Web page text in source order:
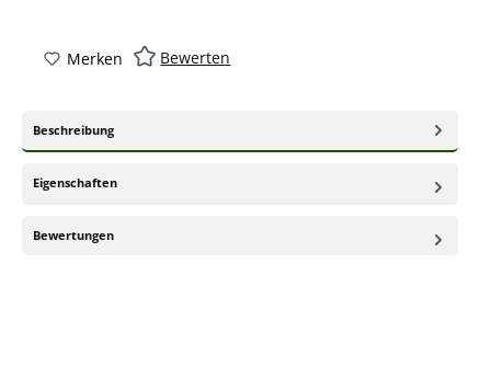
Merken Bewerten
Beschreibung
Eigenschaften
Bewertungen